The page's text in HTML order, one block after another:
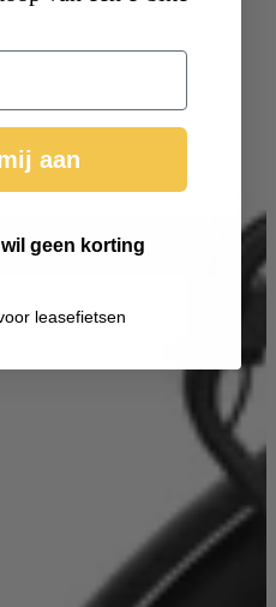
aan
geen korting
leasefietsen